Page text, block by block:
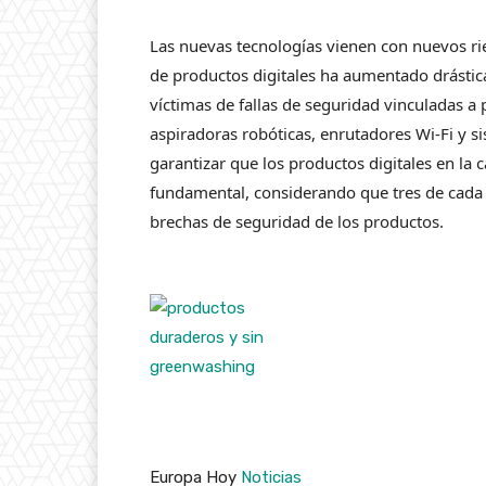
Las nuevas tecnologías vienen con nuevos
de productos digitales ha aumentado
víctimas de fallas de seguridad vinculadas
aspiradoras robóticas, enrutadores Wi-Fi y
garantizar que los productos digitales en la
fundamental, considerando que tres de
brechas de seguridad de los productos.
Europa Hoy Noticias